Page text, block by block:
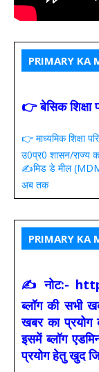
PRIMARY KA
👉 बेसिक शिक्षा
👉 माध्यमिक शिक्षा
उ0प्र0 शासन/राज्य
✍️मिड डे मील
अब तक
PRIMARY KA
✍ नोट:-
ब्लॉग की सभी
खबर का
इसमें ब्लॉग
प्रयोग हेतु खुद